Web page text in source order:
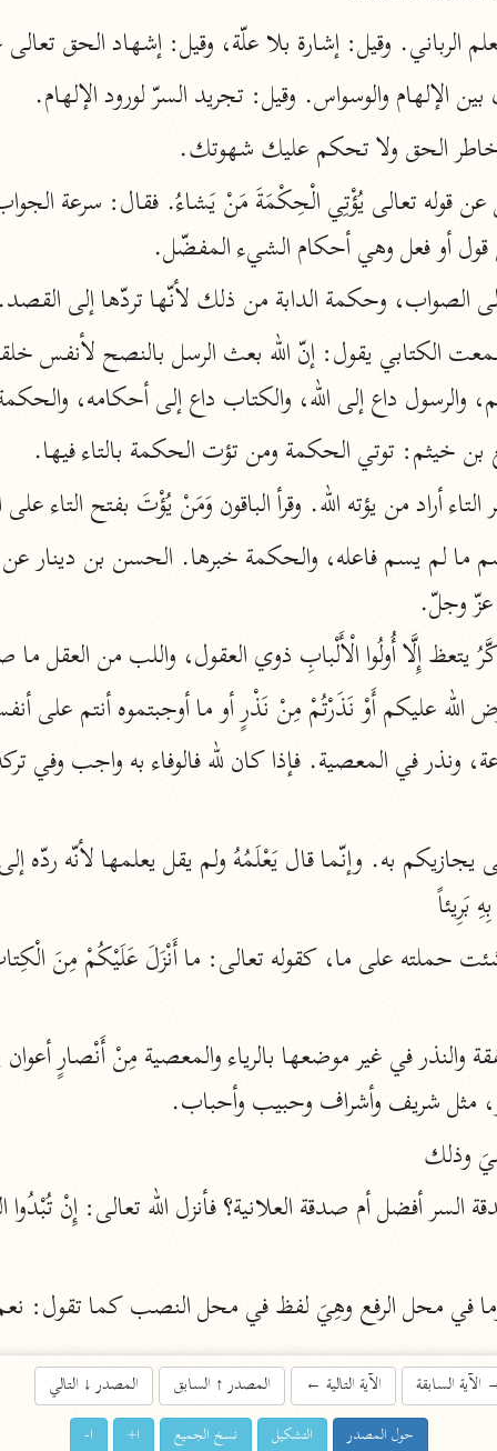
ابن عطية (٥٤٦ هـ)
نحو ٨ مجلدات
البحر المحيط
أبو حيان (٧٤٥ هـ)
التفسير البسيط
الواحدي (٤٦٨ هـ)
نحو ٢٢ مجلدًا
إرشاد العقل السليم
أبو السعود (٩٨٢ هـ)
نحو ٩ مجلدات
الكشاف
الزمخشري (٥٣٨ هـ)
نحو ٨ مجلدات
آثار
اشترك
تعليمات •عن الباحث القرآني
أندرويد
أيفون
تطوير
رعاية
الرباني. وقيل: إشارة بلا علّة، وقيل: إشهاد الحق
الإلهام والوسواس. وقيل: تجريد السرّ لورود الإلهام.
الحق ولا تحكم عليك شهوتك.
أو فعل وهي أحكام الشيء المفضّل.
الصواب، وحكمة الدابة من ذلك لأنّها تردّها إلى القصد.
والرسول داع إلى الله، والكتاب داع إلى أحكامه،
بن خيثم: توتي الحكمة ومن تؤت الحكمة بالتاء فيها.
أراد من يؤته الله. وقرأ الباقون وَمَنْ يُؤْتَ بفتح التاء
عزّ وجلّ.
يتعظ إِلَّا أُولُوا الْأَلْبابِ ذوي العقول، واللب من العقل
الله عليكم أَوْ نَذَرْتُمْ مِنْ نَذْرٍ أو ما أوجبتموه أنتم على
بَرِيئاً
حملته على ما، كقوله تعالى: ما أَنْزَلَ عَلَيْكُمْ مِنَ
مثل شريف وأشراف وحبيب وأحباب.
وذلك
الآية السابقة الآية التالية ← المصدر↑السابق المصدر↓التالي
حول المصدر التشكيل نسخ الجميع ا+ ا-